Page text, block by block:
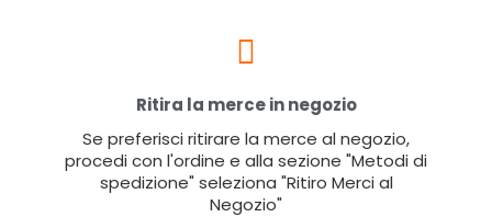
Ritira la merce in negozio
Se preferisci ritirare la merce al negozio,
procedi con l'ordine e alla sezione "Metodi di
spedizione" seleziona "Ritiro Merci al
Negozio"